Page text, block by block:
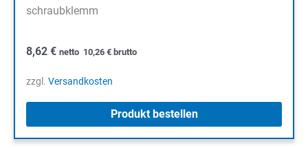
schraubklemm
8,62 € netto 10,26 € brutto
zzgl. Versandkosten
Produkt bestellen